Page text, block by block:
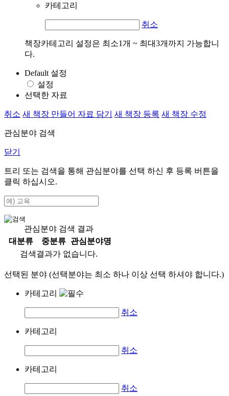
카테고리
취소
책장카테고리 설정은 최소1개 ~ 최대3개까지 가능합니
다.
Default 설정
설정
선택한 자료
취소 새 책장 만들어 자료 담기 새 책장 등록 새 책장 수정
관심분야 검색
닫기
트리 또는 검색을 통해 관심분야를 선택 하신 후 등록 버튼을
클릭 하십시오.
관심분야 검색 결과
대분류
중분류
관심분야명
검색결과가 없습니다.
선택된 분야 (선택분야는 최소 하나 이상 선택 하셔야 합니다.)
카테고리
취소
카테고리
취소
카테고리
취소